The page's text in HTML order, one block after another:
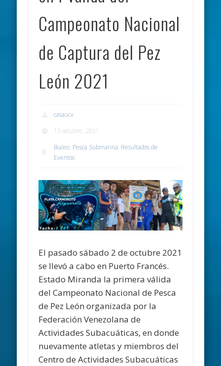
Campeonato Nacional
de Captura del Pez
León 2021
casaucv
13 octubre, 2021
Buceo, Pesca Submarina, Resultados de
Eventos
El pasado sábado 2 de octubre 2021
se llevó a cabo en Puerto Francés.
Estado Miranda la primera válida
del Campeonato Nacional de Pesca
de Pez León organizada por la
Federación Venezolana de
Actividades Subacuáticas, en donde
nuevamente atletas y miembros del
Centro de Actividades Subacuáticas